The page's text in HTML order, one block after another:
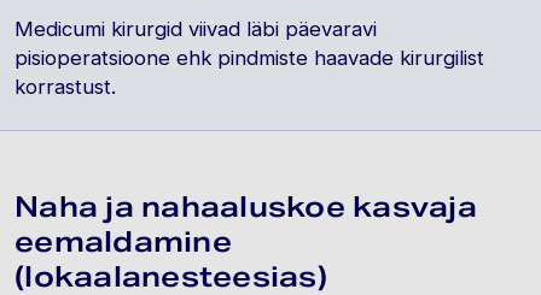
Medicumi kirurgid viivad läbi päevaravi
pisioperatsioone ehk pindmiste haavade kirurgilist
korrastust.
Naha ja nahaaluskoe kasvaja
eemaldamine
(lokaalanesteesias)